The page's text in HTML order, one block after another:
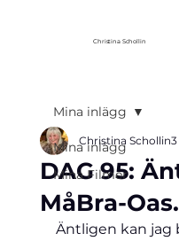
Christina Schollin
Mina inlägg
Mina Filmer
Mina inlägg
DAG 95:
MåBra-
Christina Schollin
Äntligen kan jag